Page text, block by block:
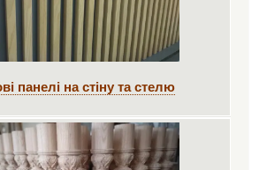
панелі на стіну та стелю